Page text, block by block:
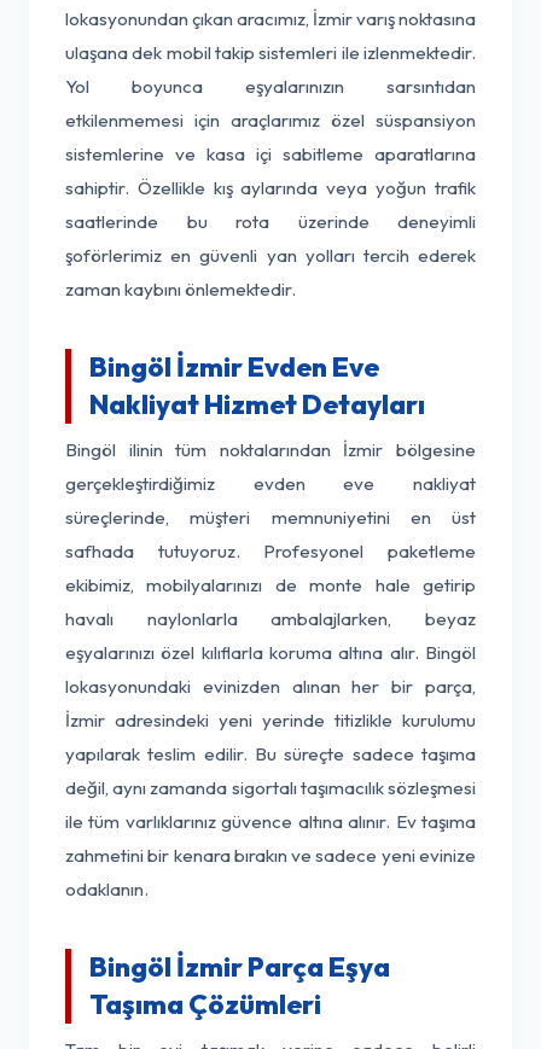
lokasyonundan çıkan aracımız, İzmir varış noktasına
ulaşana dek mobil takip sistemleri ile izlenmektedir.
Yol boyunca eşyalarınızın sarsıntıdan
etkilenmemesi için araçlarımız özel süspansiyon
sistemlerine ve kasa içi sabitleme aparatlarına
sahiptir. Özellikle kış aylarında veya yoğun trafik
saatlerinde bu rota üzerinde deneyimli
şoförlerimiz en güvenli yan yolları tercih ederek
zaman kaybını önlemektedir.
Bingöl İzmir Evden Eve
Nakliyat Hizmet Detayları
Bingöl ilinin tüm noktalarından İzmir bölgesine
gerçekleştirdiğimiz evden eve nakliyat
süreçlerinde, müşteri memnuniyetini en üst
safhada tutuyoruz. Profesyonel paketleme
ekibimiz, mobilyalarınızı de monte hale getirip
havalı naylonlarla ambalajlarken, beyaz
eşyalarınızı özel kılıflarla koruma altına alır. Bingöl
lokasyonundaki evinizden alınan her bir parça,
İzmir adresindeki yeni yerinde titizlikle kurulumu
yapılarak teslim edilir. Bu süreçte sadece taşıma
değil, aynı zamanda sigortalı taşımacılık sözleşmesi
ile tüm varlıklarınız güvence altına alınır. Ev taşıma
zahmetini bir kenara bırakın ve sadece yeni evinize
odaklanın.
Bingöl İzmir Parça Eşya
Taşıma Çözümleri